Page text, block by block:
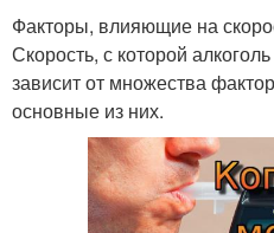
Факторы, влияющие на
Скорость, с которой
зависит от множества
основные из них.